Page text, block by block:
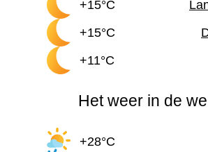
+15°C
+15°C
+11°C
Het weer in de
+28°C